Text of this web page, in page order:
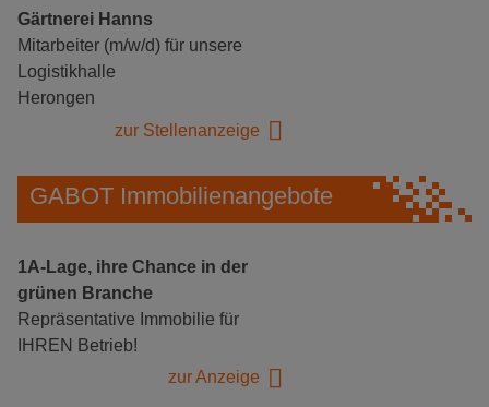
Gärtnerei Hanns
Mitarbeiter (m/w/d) für unsere
Logistikhalle
Herongen
zur Stellenanzeige
GABOT Immobilienangebote
1A-Lage, ihre Chance in der
grünen Branche
Repräsentative Immobilie für
IHREN Betrieb!
zur Anzeige